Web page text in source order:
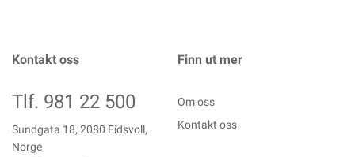
Kontakt oss
Tlf. 981 22 500
Sundgata 18, 2080 Eidsvoll,
Norge
Finn ut mer
Om oss
Kontakt oss